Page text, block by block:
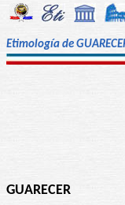
Etimología de
GUARECER